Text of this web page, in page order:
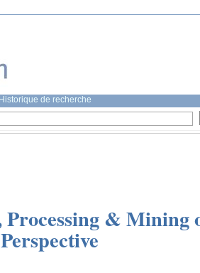
Historique de recherche
Processing & Mining